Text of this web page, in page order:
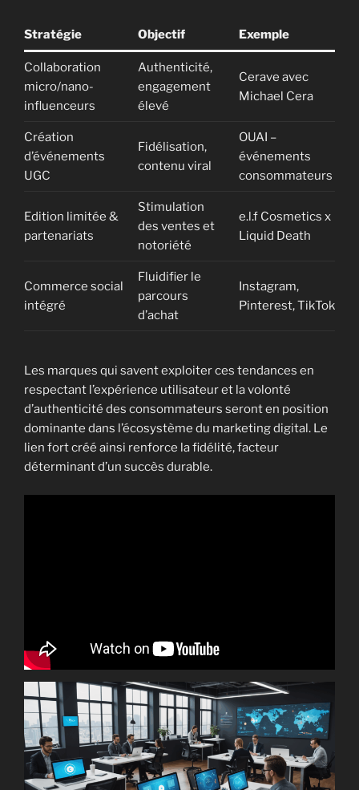
Stratégie Objectif Exemple
Collaboration
micro/nano-
influenceurs
Authenticité,
engagement
élevé
Cerave avec
Michael Cera
Création
d’événements
UGC
Fidélisation,
contenu viral
OUAI –
événements
consommateurs
Edition limitée &
partenariats
Stimulation
des ventes et
notoriété
e.l.f Cosmetics x
Liquid Death
Commerce social
intégré
Fluidifier le
parcours
d’achat
Instagram,
Pinterest, TikTok
Les marques qui savent exploiter ces tendances en
respectant l’expérience utilisateur et la volonté
d’authenticité des consommateurs seront en position
dominante dans l’écosystème du marketing digital. Le
lien fort créé ainsi renforce la fidélité, facteur
déterminant d’un succès durable.